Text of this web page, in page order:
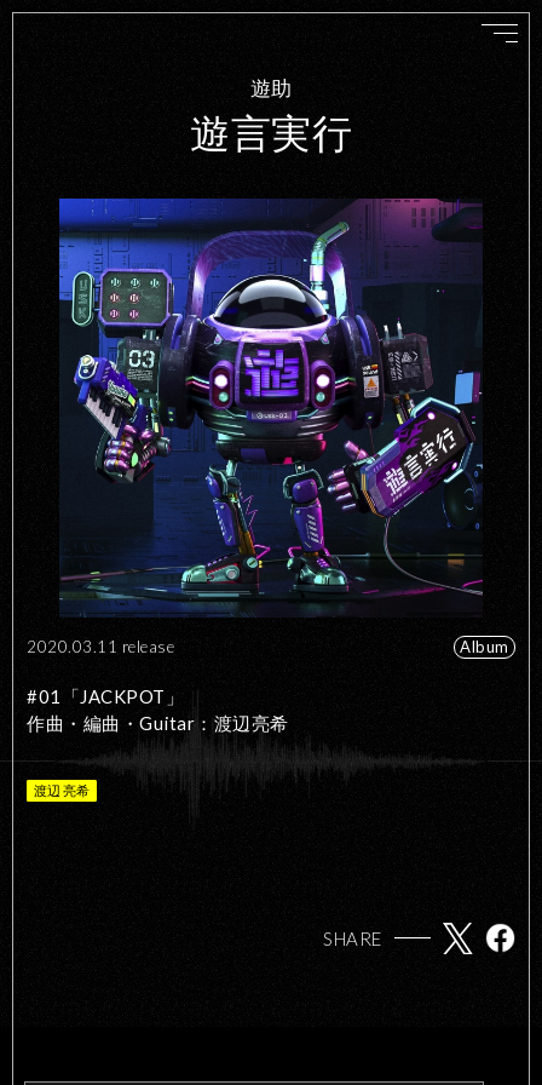
遊助
遊言実行
2020.03.11 release Album
#01「JACKPOT」
作曲・編曲・Guitar：渡辺亮希
渡辺 亮希
SHARE